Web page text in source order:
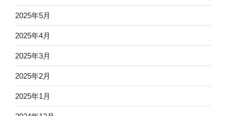
2025年5月
2025年4月
2025年3月
2025年2月
2025年1月